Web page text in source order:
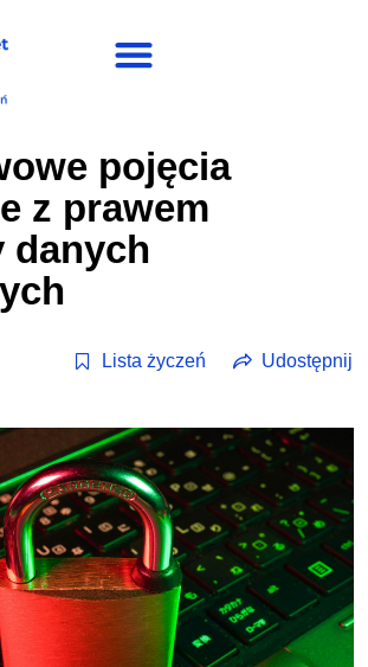
pojęcia
z prawem
danych
Lista życzeń Udostępnij